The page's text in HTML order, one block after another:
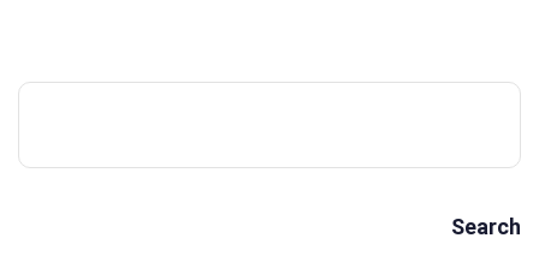
Search